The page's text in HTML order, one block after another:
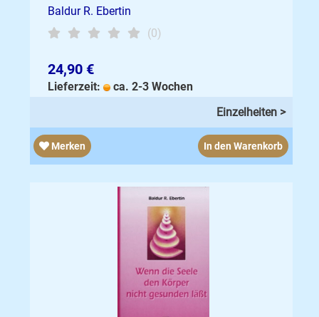
Baldur R. Ebertin
(0)
24,90 €
Lieferzeit:
ca. 2-3 Wochen
Einzelheiten >
Merken In den Warenkorb